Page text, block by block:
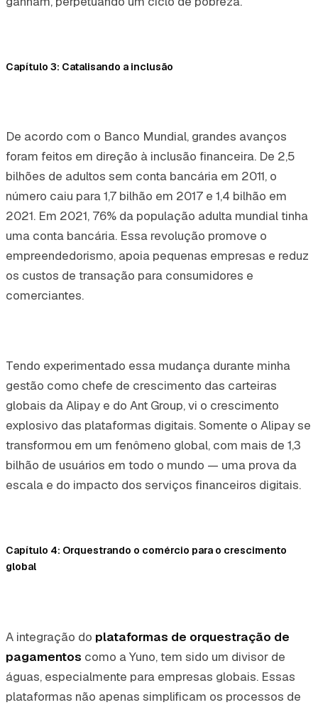
Capítulo 3: Catalisando a inclusão
De acordo com o Banco Mundial, grandes avanços
foram feitos em direção à inclusão financeira. De 2,5
bilhões de adultos sem conta bancária em 2011, o
número caiu para 1,7 bilhão em 2017 e 1,4 bilhão em
2021. Em 2021, 76% da população adulta mundial tinha
uma conta bancária. Essa revolução promove o
empreendedorismo, apoia pequenas empresas e reduz
os custos de transação para consumidores e
comerciantes.
Tendo experimentado essa mudança durante minha
gestão como chefe de crescimento das carteiras
globais da Alipay e do Ant Group, vi o crescimento
explosivo das plataformas digitais. Somente o Alipay se
transformou em um fenômeno global, com mais de 1,3
bilhão de usuários em todo o mundo — uma prova da
escala e do impacto dos serviços financeiros digitais.
Capítulo 4: Orquestrando o comércio para o crescimento
global
A integração do plataformas de orquestração de
pagamentos como a Yuno, tem sido um divisor de
águas, especialmente para empresas globais. Essas
plataformas não apenas simplificam os processos de